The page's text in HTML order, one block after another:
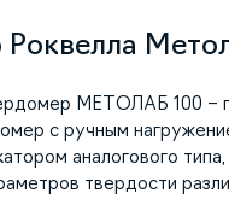
МЕТОЛАБ 100 –
с ручным
аналогового
твердости